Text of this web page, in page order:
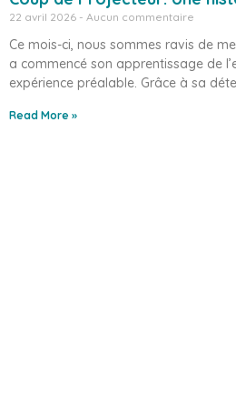
22 avril 2026 Aucun commentaire
Ce mois-ci, nous sommes ravis de
a commencé son apprentissage de
expérience préalable. Grâce à sa
Read More »